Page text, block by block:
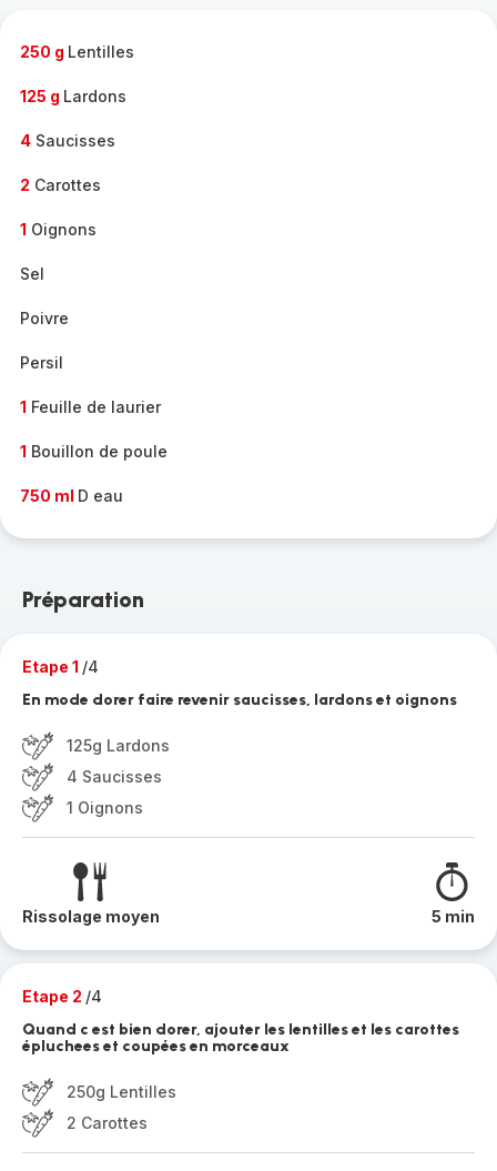
250 g Lentilles
125 g Lardons
4 Saucisses
2 Carottes
1 Oignons
Sel
Poivre
Persil
1 Feuille de laurier
1 Bouillon de poule
750 ml D eau
Préparation
Etape 1 /4
En mode dorer faire revenir saucisses, lardons et oignons
125g Lardons
4 Saucisses
1 Oignons
Rissolage moyen 5 min
Etape 2 /4
Quand c est bien dorer, ajouter les lentilles et les carottes
épluchees et coupées en morceaux
250g Lentilles
2 Carottes